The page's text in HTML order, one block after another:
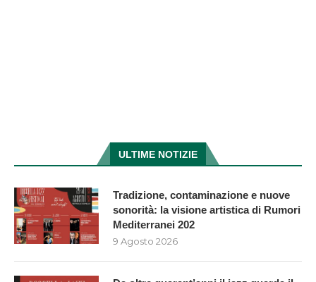
ULTIME NOTIZIE
Tradizione, contaminazione e nuove
sonorità: la visione artistica di Rumori
Mediterranei 202
9 Agosto 2026